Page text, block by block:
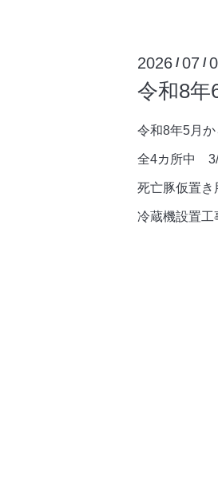
2026 /07 /
令和8
令和8年5月か
全4カ所中 3/
死亡豚仮置き
冷蔵機設置工